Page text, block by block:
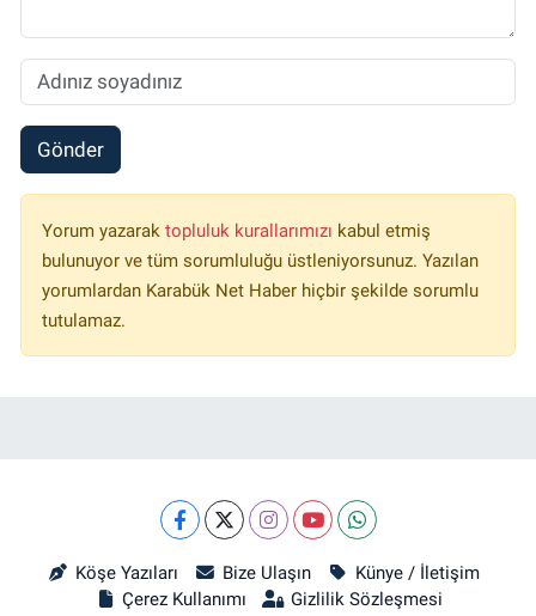
Gönder
Yorum yazarak topluluk kurallarımızı kabul etmiş
bulunuyor ve tüm sorumluluğu üstleniyorsunuz. Yazılan
yorumlardan Karabük Net Haber hiçbir şekilde sorumlu
tutulamaz.
Köşe Yazıları Bize Ulaşın
Künye / İletişim
Çerez Kullanımı
Gizlilik Sözleşmesi